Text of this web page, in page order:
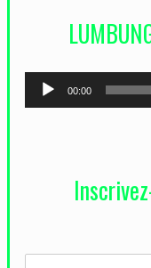
00:00